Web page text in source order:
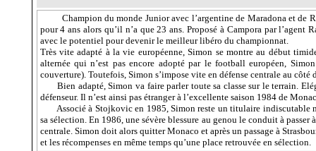
Champion du monde Junior avec l’argentine de Maradona et de
pour 4 ans alors qu’il n’a que 23 ans. Proposé à Camporapar l’agent
avec le potentiel pour devenir le meilleur libéro du championnat.
Très vite adapté à la vie européenne, Simon se montre au début
alternée qui n’est pas encore adopté par le football européen,
couverture). Toutefois, Simon s’impose vite en défense centrale au côté
Bien adapté, Simon va faire parler toute sa classe sur le terrain.
défenseur. Il n’est ainsi pas étranger à l’excellente saison 1984 de
Associé à Stojkovicen 1985, Simon reste un titulaire indiscutable
sa sélection. En 1986, une sévère blessure au genou le conduit à
centrale. Simon doit alors quitter Monaco et après un passage à
et les récompenses en même temps qu’une place retrouvée en sélection.